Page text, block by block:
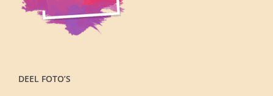
DEEL FOTO’S